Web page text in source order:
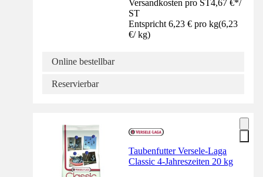
Versandkosten pro ST4,67 €*/
ST
Entspricht 6,23 € pro kg(6,23
€/ kg)
Online bestellbar
Reservierbar
Taubenfutter Versele-Laga
Classic 4-Jahreszeiten 20 kg